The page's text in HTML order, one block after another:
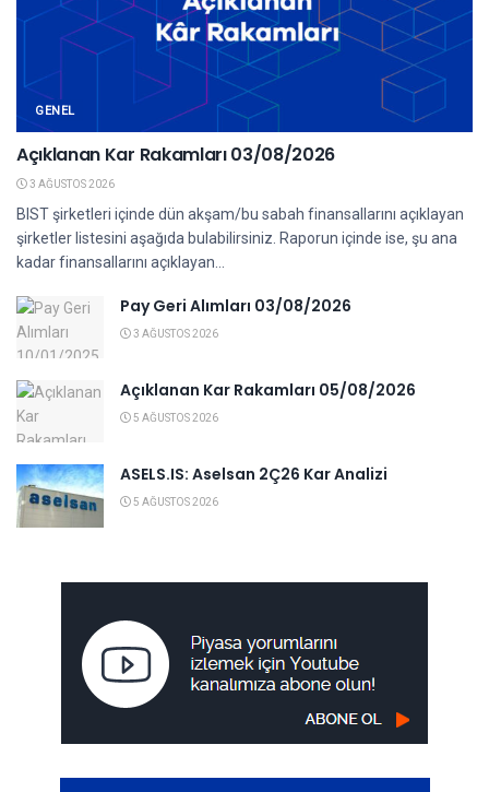
GENEL
Açıklanan Kar Rakamları 03/08/2026
3 AĞUSTOS 2026
BIST şirketleri içinde dün akşam/bu sabah finansallarını açıklayan
şirketler listesini aşağıda bulabilirsiniz. Raporun içinde ise, şu ana
kadar finansallarını açıklayan...
Pay Geri Alımları 03/08/2026
3 AĞUSTOS 2026
Açıklanan Kar Rakamları 05/08/2026
5 AĞUSTOS 2026
ASELS.IS: Aselsan 2Ç26 Kar Analizi
5 AĞUSTOS 2026